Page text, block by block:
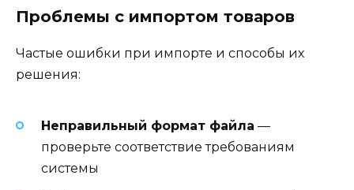
Проблемы с импортом товаров
Частые ошибки при импорте и способы их
решения:
Неправильный формат файла —
проверьте соответствие требованиям
системы